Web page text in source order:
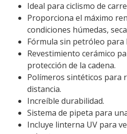
Ideal para ciclismo de
Proporciona el máximo
condiciones húmedas,
Fórmula sin petróleo para
Revestimiento cerámico
protección de la cadena.
Polímeros sintéticos para
distancia.
Increíble durabilidad.
Sistema de pipeta para
Incluye linterna UV para